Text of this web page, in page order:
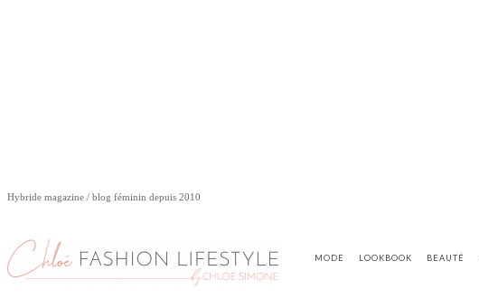
Hybride magazine / blog féminin depuis 2010
MODE LOOKBOOK BEAUTÉ